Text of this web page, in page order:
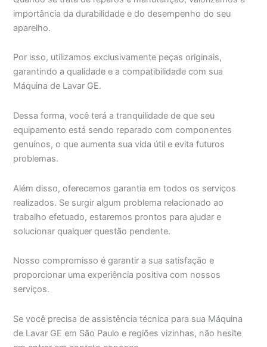
importância da durabilidade e do desempenho do seu
aparelho.
Por isso, utilizamos exclusivamente peças originais,
garantindo a qualidade e a compatibilidade com sua
Máquina de Lavar GE.
Dessa forma, você terá a tranquilidade de que seu
equipamento está sendo reparado com componentes
genuínos, o que aumenta sua vida útil e evita futuros
problemas.
Além disso, oferecemos garantia em todos os serviços
realizados. Se surgir algum problema relacionado ao
trabalho efetuado, estaremos prontos para ajudar e
solucionar qualquer questão pendente.
Nosso compromisso é garantir a sua satisfação e
proporcionar uma experiência positiva com nossos
serviços.
Se você precisa de assistência técnica para sua Máquina
de Lavar GE em São Paulo e regiões vizinhas, não hesite